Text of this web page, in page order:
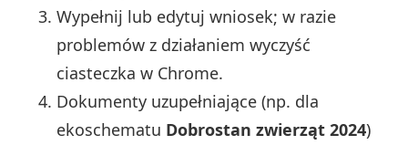
Wypełnij lub edytuj wniosek; w razie
problemów z działaniem wyczyść
ciasteczka w Chrome.
Dokumenty uzupełniające (np. dla
ekoschematu Dobrostan zwierząt 2024)